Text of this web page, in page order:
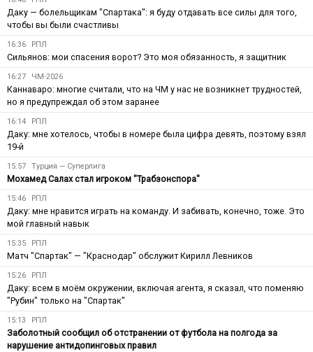
Даку — болельщикам "Спартака": я буду отдавать все силы для того,
чтобы вы были счастливы
16:36 РПЛ
Сильянов: мои спасения ворот? Это моя обязанность, я защитник
16:27 ЧМ-2026
Каннаваро: многие считали, что на ЧМ у нас не возникнет трудностей,
но я предупреждал об этом заранее
16:14 РПЛ
Даку: мне хотелось, чтобы в номере была цифра девять, поэтому взял
19-й
15:57 Турция — Суперлига
Мохамед Салах стал игроком "Трабзонспора"
15:46 РПЛ
Даку: мне нравится играть на команду. И забивать, конечно, тоже. Это
мой главный навык
15:35 РПЛ
Матч "Спартак" — "Краснодар" обслужит Кирилл Левников
15:26 РПЛ
Даку: всем в моём окружении, включая агента, я сказал, что поменяю
"Рубин" только на "Спартак"
15:13 РПЛ
Заболотный сообщил об отстранении от футбола на полгода за
нарушение антидопинговых правил